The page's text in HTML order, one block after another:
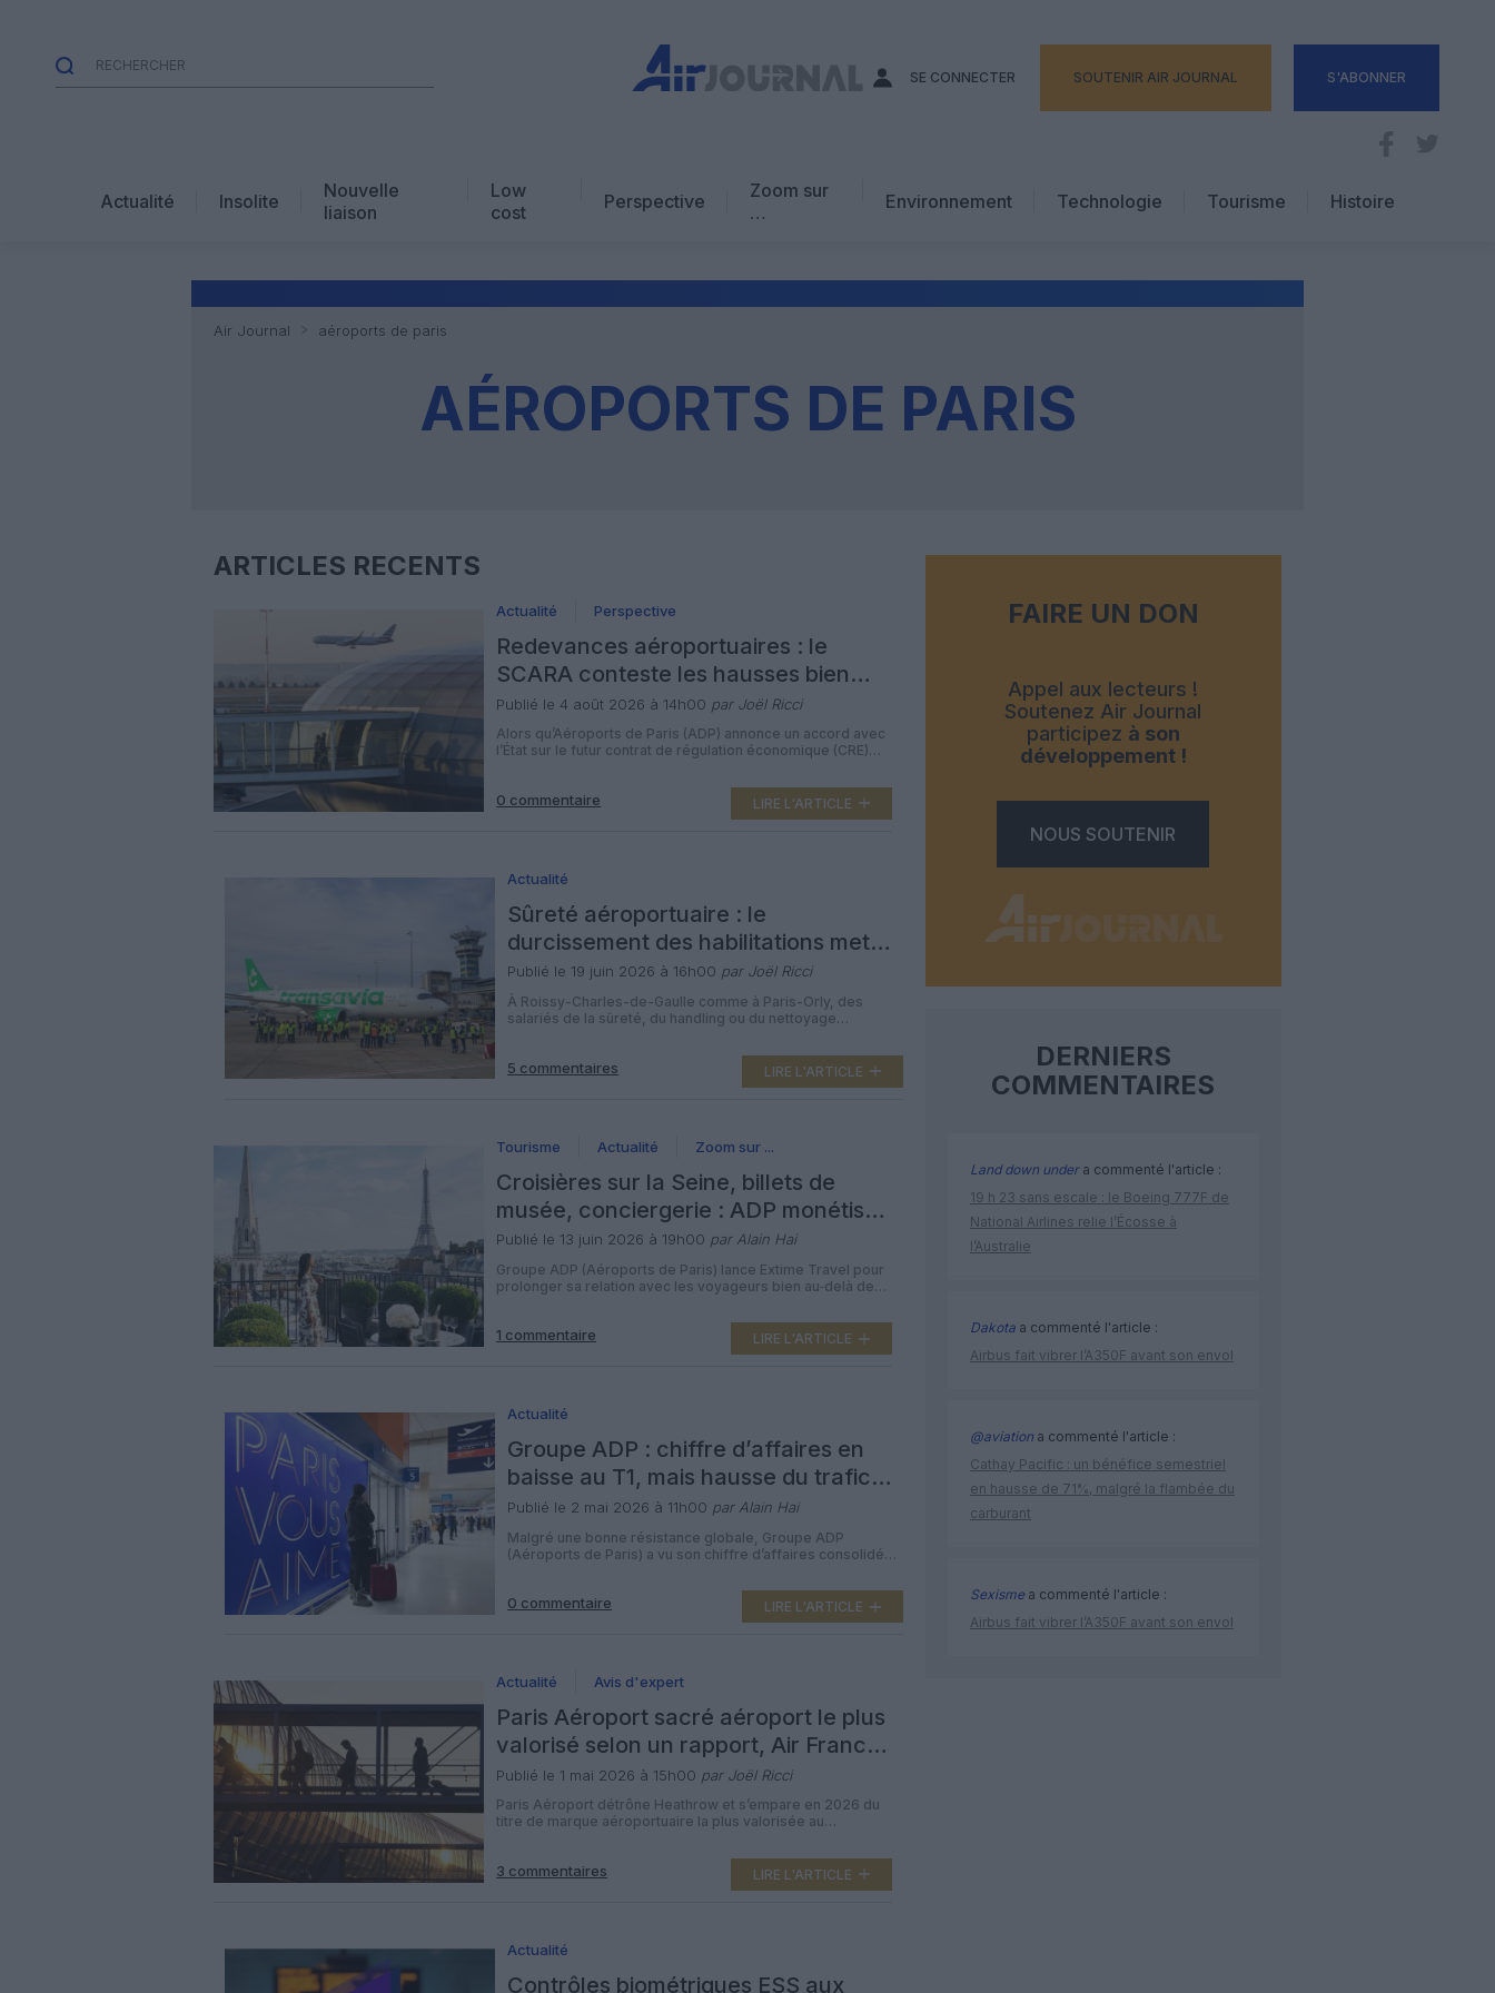
SE CONNECTER SOUTENIR AIR JOURNAL S'ABONNER
Actualité Insolite
Nouvelle
liaison
Low
cost
Perspective
Zoom sur
…
Vidéo
Environnement Technologie
Tourisme
Hôtellerie
Histoire
Air Journal aéroports de paris
AÉROPORTS DE PARIS
ARTICLES RÉCENTS
Actualité Perspective
Redevances aéroportuaires : le
SCARA conteste les hausses bien
supérieures à l’inflation pour les
lignes françaises et ultramarines
Publié le 4 août 2026 à 14h00 par Joël Ricci
Alors qu’Aéroports de Paris (ADP) annonce un accord avec
l’État sur le futur contrat de régulation économique (CRE)
d’investissements et d’une hausse moyenne des
redevances de +2,1 points par an au‑dessus de l’inflation,
le Syndicat des compagnies aériennes autonomes (SCARA)
0 commentaire LIRE L'ARTICLE
Actualité
Sûreté aéroportuaire : le
durcissement des habilitations met
des milliers de salariés de Roissy et
Orly sous pression
Publié le 19 juin 2026 à 16h00 par Joël Ricci
À Roissy-Charles-de-Gaulle comme à Paris-Orly, des
salariés de la sûreté, du handling ou du nettoyage
ni solution de reclassement. Le retrait ou le refus
d’habilitation, décidé par la préfecture, conditionne l’accès
5 commentaires LIRE L'ARTICLE
Tourisme Actualité Zoom sur ...
Croisières sur la Seine, billets de
musée, conciergerie : ADP monétise
le séjour des touristes avec Extime
Travel
Publié le 13 juin 2026 à 19h00 par Alain Hai
Groupe ADP (Aéroports de Paris) lance Extime Travel pour
prolonger sa relation avec les voyageurs bien au‑delà des
acteur du tourisme à part entière en vendant croisières sur
la Seine, billets de musée ou excursions dès l’aéroport,
puis en ligne pendant le séjour à Paris. Une […]
1 commentaire LIRE L'ARTICLE
Actualité
Groupe ADP : chiffre d’affaires en
baisse au T1, mais hausse du trafic
malgré la guerre au Moyen-Orient
Publié le 2 mai 2026 à 11h00 par Alain Hai
Malgré une bonne résistance globale, Groupe ADP
(Aéroports de Paris) a vu son chiffre d’affaires consolidé
2026. Un effet direct des tensions géopolitiques au
Moyen-Orient, une région où le gestionnaire aéroportuaire
français est présent via ses participations internationales.
0 commentaire LIRE L'ARTICLE
Actualité Avis d'expert
Paris Aéroport sacré aéroport le plus
valorisé selon un rapport, Air France
stable, Delta toujours numéro un
Publié le 1 mai 2026 à 15h00 par Joël Ricci
Paris Aéroport détrône Heathrow et s’empare en 2026 du
titre de marque aéroportuaire la plus valorisée au
de compétition accrue entre hubs internationaux. Brand
Finance place désormais Paris Aéroport au sommet de son
classement des marques aéroportuaires les plus
3 commentaires LIRE L'ARTICLE
Actualité
Contrôles biométriques ESS aux
FAIRE UN DON
Appel aux lecteurs !
Soutenez Air Journal
participez à son
développement !
NOUS SOUTENIR
DERNIERS
COMMENTAIRES
Land down undera commenté l'article :
19 h 23 sans escale : le Boeing 777F de
National Airlines relie l’Écosse à
l’Australie
Dakota a commenté l'article :
Airbus fait vibrer l’A350F avant son envol
@aviation a commenté l'article :
Cathay Pacific : un bénéfice semestriel
en hausse de 71%, malgré la flambée du
carburant
Sexismea commenté l'article :
Airbus fait vibrer l’A350F avant son envol